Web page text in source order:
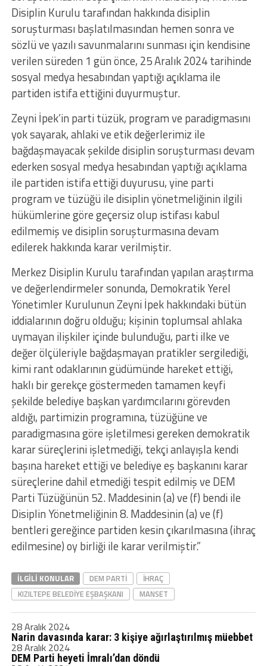
Disiplin Kurulu tarafından hakkında disiplin
soruşturması başlatılmasından hemen sonra ve
sözlü ve yazılı savunmalarını sunması için kendisine
verilen süreden 1 gün önce, 25 Aralık 2024 tarihinde
sosyal medya hesabından yaptığı açıklama ile
partiden istifa ettiğini duyurmuştur.
Zeyni İpek’in parti tüzük, program ve paradigmasını
yok sayarak, ahlaki ve etik değerlerimiz ile
bağdaşmayacak şekilde disiplin soruşturması devam
ederken sosyal medya hesabından yaptığı açıklama
ile partiden istifa ettiği duyurusu, yine parti
program ve tüzüğü ile disiplin yönetmeliğinin ilgili
hükümlerine göre geçersiz olup istifası kabul
edilmemiş ve disiplin soruşturmasına devam
edilerek hakkında karar verilmiştir.
Merkez Disiplin Kurulu tarafından yapılan araştırma
ve değerlendirmeler sonunda, Demokratik Yerel
Yönetimler Kurulunun Zeyni İpek hakkındaki bütün
iddialarının doğru olduğu; kişinin toplumsal ahlaka
uymayan ilişkiler içinde bulunduğu, parti ilke ve
değer ölçüleriyle bağdaşmayan pratikler sergilediği,
kimi rant odaklarının güdümünde hareket ettiği,
haklı bir gerekçe göstermeden tamamen keyfi
şekilde belediye başkan yardımcılarını görevden
aldığı, partimizin programına, tüzüğüne ve
paradigmasına göre işletilmesi gereken demokratik
karar süreçlerini işletmediği, tekçi anlayışla kendi
başına hareket ettiği ve belediye eş başkanını karar
süreçlerine dahil etmediği tespit edilmiş ve DEM
Parti Tüzüğünün 52. Maddesinin (a) ve (f) bendi ile
Disiplin Yönetmeliğinin 8. Maddesinin (a) ve (f)
bentleri gereğince partiden kesin çıkarılmasına (ihraç
edilmesine) oy birliği ile karar verilmiştir.”
İLGILI KONULAR DEM PARTI
İHRAÇ
KIZILTEPE BELEDIYE EŞBAŞKANI
MANSET
28 Aralık 2024
Narin davasında karar: 3 kişiye ağırlaştırılmış müebbet
28 Aralık 2024
DEM Parti heyeti İmralı’dan döndü